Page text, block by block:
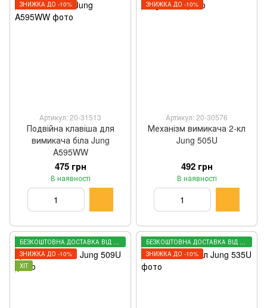
ЗНИЖКА ДО -10%
Артикул: 20-31513
Подвійна клавіша для
вимикача біла Jung
A595WW
475 грн
В наявності
ЗНИЖКА ДО -10%
Артикул: 20-30576
Механізм вимикача 2-кл
Jung 505U
492 грн
В наявності
БЕЗКОШТОВНА ДОСТАВКА ВІД 3000 ГРН
ЗНИЖКА ДО -10%
ХІТ
БЕЗКОШТОВНА ДОСТАВКА ВІД 3000 ГРН
ЗНИЖКА ДО -10%